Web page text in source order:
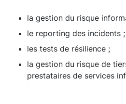
la gestion du risque
le reporting des incidents ;
les tests de résilience ;
la gestion du risque de
prestataires de services